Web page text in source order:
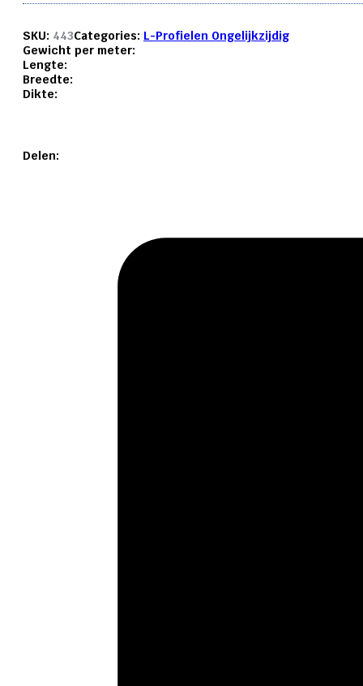
SKU: 443Categories: L-Profielen Ongelijkzijdig
Gewicht per meter:
Lengte:
Breedte:
Dikte:
Delen: